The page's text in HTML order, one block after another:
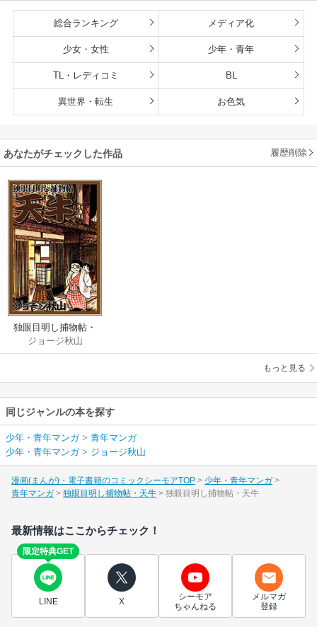
総合ランキング メディア化
少女・女性 少年・青年
TL・レディコミ BL
異世界・転生 お色気
あなたがチェックした作品 履歴削除
独眼目明し捕物帖・
天牛
ジョージ秋山
もっと見る
同じジャンルの本を探す
少年・青年マンガ> 青年マンガ
少年・青年マンガ> ジョージ秋山
漫画(まんが)・電子書籍のコミックシーモアTOP
少年・青年マンガ
青年マンガ
独眼目明し捕物帖・天牛 独眼目明し捕物帖・天牛
最新情報はここからチェック！
限定特典GET
LINE X
シーモア
ちゃんねる
メルマガ
登録